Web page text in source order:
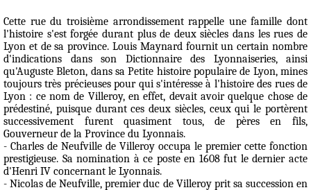
Cette rue du troisième arrondissement rappelle une famille dont
l'histoire s'est forgée durant plus de deux siècles dans les rues de
Lyon et de sa province. Louis Maynard fournit un certain nombre
d'indications dans son Dictionnaire des Lyonnaiseries, ainsi
qu'Auguste Bleton, dans sa Petite histoire populaire de Lyon, mines
toujours très précieuses pour qui s'intéresse à l'histoire des rues de
Lyon : ce nom de Villeroy, en effet, devait avoir quelque chose de
prédestiné, puisque durant ces deux siècles, ceux qui le portèrent
successivement furent quasiment tous, de pères en fils,
Gouverneur de la Province du Lyonnais.
- Charles de Neufville de Villeroy occupa le premier cette fonction
prestigieuse. Sa nomination à ce poste en 1608 fut le dernier acte
d'Henri IV concernant le Lyonnais.
-Nicolas de Neufville, premier duc de Villeroy prit sa succession en